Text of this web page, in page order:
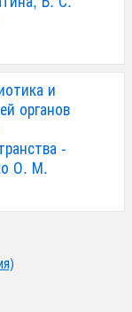
и
органов
-
О. М.